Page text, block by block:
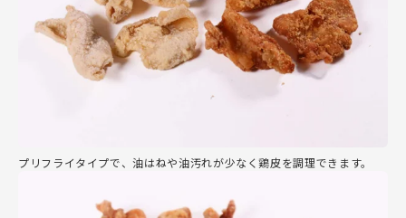
プリフライタイプで、油はねや油汚れが少なく鶏皮を調理できます。